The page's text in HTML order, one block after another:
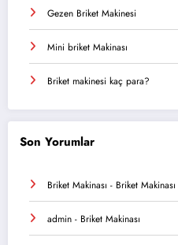
Gezen Briket Makinesi
Mini briket Makinası
Briket makinesi kaç para?
Son Yorumlar
Briket Makinası - Briket Makinası
admin - Briket Makinası